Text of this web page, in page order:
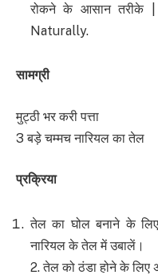
रोकने के आसान तरीके
Naturally.
सामग्री
मुट्ठी भर करी पत्ता
3 बड़े चम्मच नारियल का तेल
प्रक्रिया
तेल का घोल बनाने के
नारियल के तेल में उबालें।
2. तेल को ठंडा होने के लिए